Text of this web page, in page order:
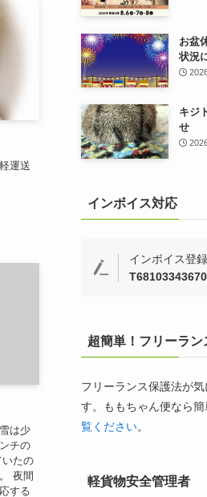
運送
は少
チの
いたの
夜間
する
お盆
状況
キジ
せ
インボイス対応
インボイス登
超簡単！フリーラ
フリーランス保護法が
す。ももちゃん便なら
覧ください。
軽貨物安全管理者